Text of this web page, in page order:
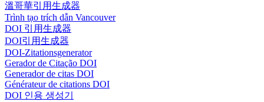
溫哥華引用生成器
Trình tạo trích dẫn Vancouver
DOI 引用生成器
DOI引用生成器
DOI-Zitationsgenerator
Gerador de Citação DOI
Generador de citas DOI
Générateur de citations DOI
DOI 인용 생성기